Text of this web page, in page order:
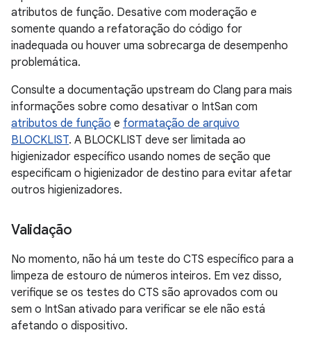
atributos de função. Desative com moderação e
somente quando a refatoração do código for
inadequada ou houver uma sobrecarga de desempenho
problemática.
Consulte a documentação upstream do Clang para mais
informações sobre como desativar o IntSan com
atributos de função e formatação de arquivo
BLOCKLIST. A BLOCKLIST deve ser limitada ao
higienizador específico usando nomes de seção que
especificam o higienizador de destino para evitar afetar
outros higienizadores.
Validação
No momento, não há um teste do CTS específico para a
limpeza de estouro de números inteiros. Em vez disso,
verifique se os testes do CTS são aprovados com ou
sem o IntSan ativado para verificar se ele não está
afetando o dispositivo.